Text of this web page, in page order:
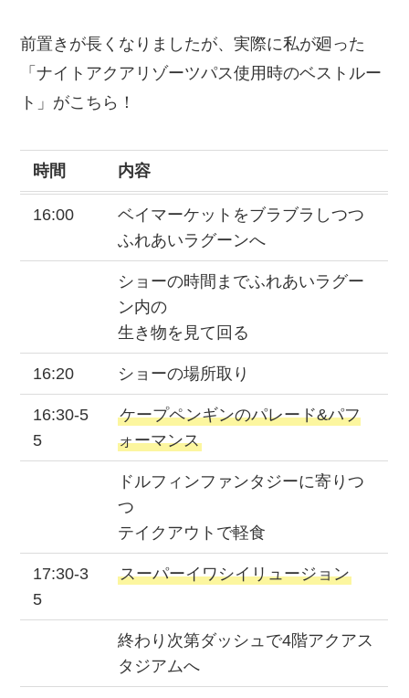
前置きが長くなりましたが、実際に私が廻った
「ナイトアクアリゾーツパス使用時のベストルー
ト」がこちら！
時間 内容
16:00
ベイマーケットをブラブラしつつ
ふれあいラグーンへ
ショーの時間までふれあいラグー
ン内の
生き物を見て回る
16:20 ショーの場所取り
16:30-5
5
ケープペンギンのパレード&パフ
ォーマンス
ドルフィンファンタジーに寄りつ
つ
テイクアウトで軽食
17:30-3
5
スーパーイワシイリュージョン
終わり次第ダッシュで4階アクアス
タジアムへ